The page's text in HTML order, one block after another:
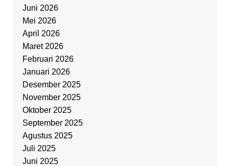
Juni 2026
Mei 2026
April 2026
Maret 2026
Februari 2026
Januari 2026
Desember 2025
November 2025
Oktober 2025
September 2025
Agustus 2025
Juli 2025
Juni 2025